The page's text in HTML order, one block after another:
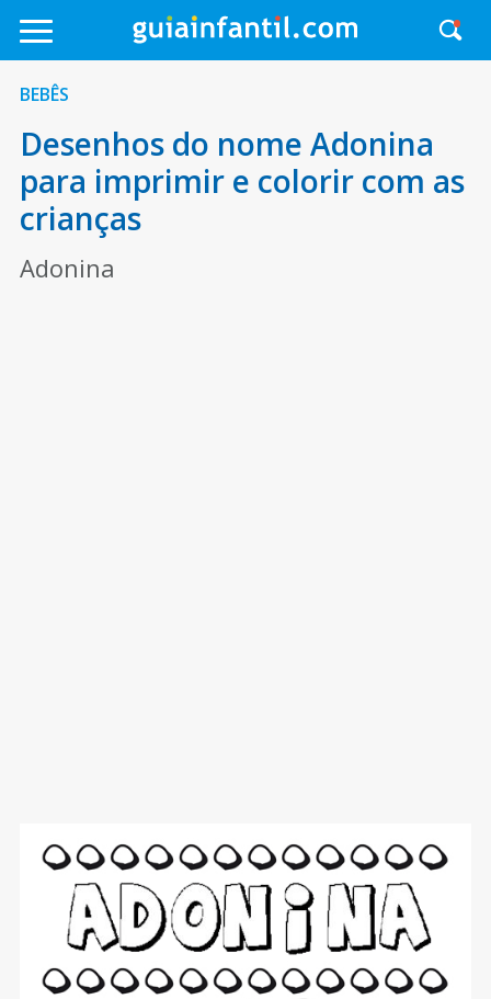
BEBÊS
Desenhos do nome Adonina
para imprimir e colorir com as
crianças
Adonina